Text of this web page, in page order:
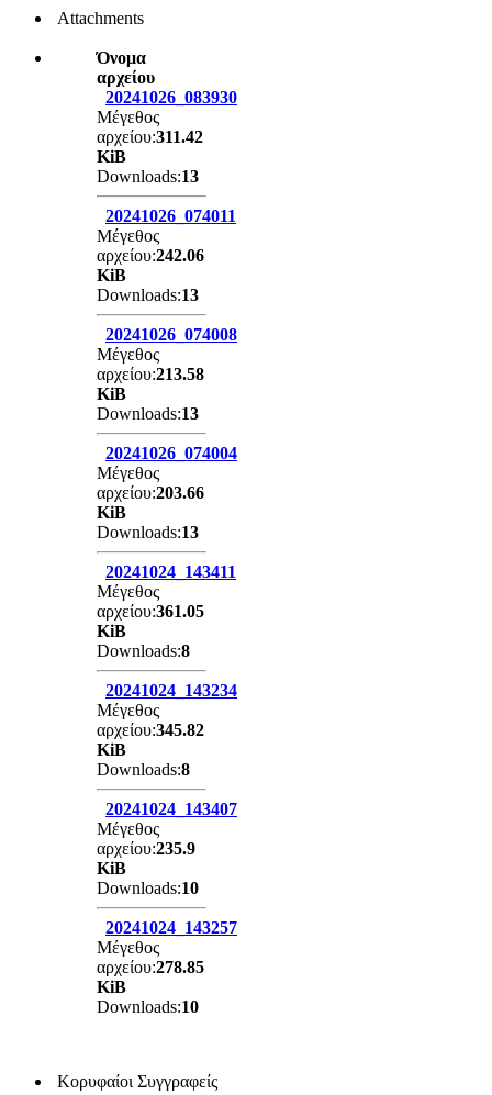
Attachments
Όνομα
αρχείου
20241026_083930
Μέγεθος
αρχείου:311.42
KiB
Downloads:13
20241026_074011
Μέγεθος
αρχείου:242.06
KiB
Downloads:13
20241026_074008
Μέγεθος
αρχείου:213.58
KiB
Downloads:13
20241026_074004
Μέγεθος
αρχείου:203.66
KiB
Downloads:13
20241024_143411
Μέγεθος
αρχείου:361.05
KiB
Downloads:8
20241024_143234
Μέγεθος
αρχείου:345.82
KiB
Downloads:8
20241024_143407
Μέγεθος
αρχείου:235.9
KiB
Downloads:10
20241024_143257
Μέγεθος
αρχείου:278.85
KiB
Downloads:10
Κορυφαίοι Συγγραφείς